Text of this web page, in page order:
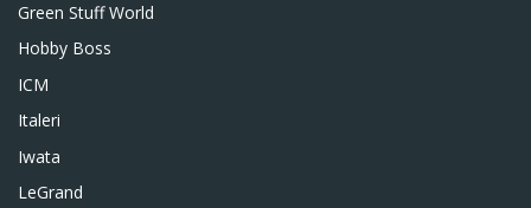
Green Stuff World
Hobby Boss
ICM
Italeri
Iwata
LeGrand